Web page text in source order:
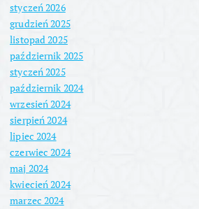
styczeń 2026
grudzień 2025
listopad 2025
październik 2025
styczeń 2025
październik 2024
wrzesień 2024
sierpień 2024
lipiec 2024
czerwiec 2024
maj 2024
kwiecień 2024
marzec 2024